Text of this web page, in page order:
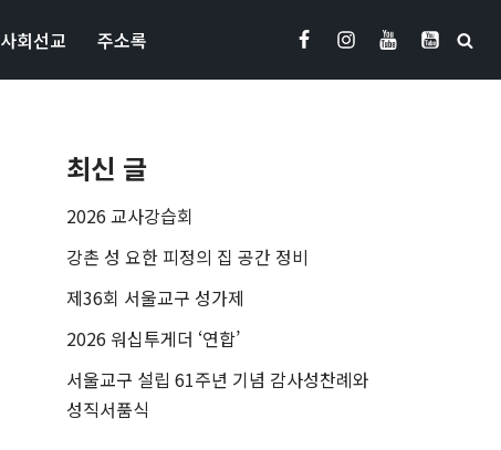
사회선교 주소록
최신 글
2026 교사강습회
강촌 성 요한 피정의 집 공간 정비
제36회 서울교구 성가제
2026 워십투게더 ‘연합’
서울교구 설립 61주년 기념 감사성찬례와
성직서품식